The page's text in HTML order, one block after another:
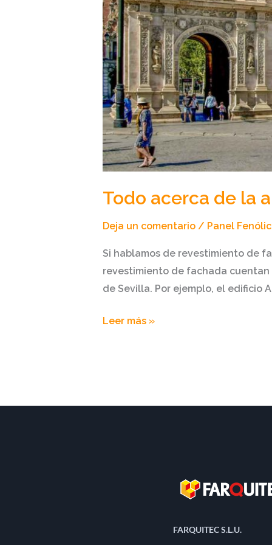
Todo acerca de la
Deja un comentario / Panel
Si hablamos de revestimiento de
revestimiento de fachada
de Sevilla. Por ejemplo, el edificio
Leer más »
FARQUITEC S.L.U.